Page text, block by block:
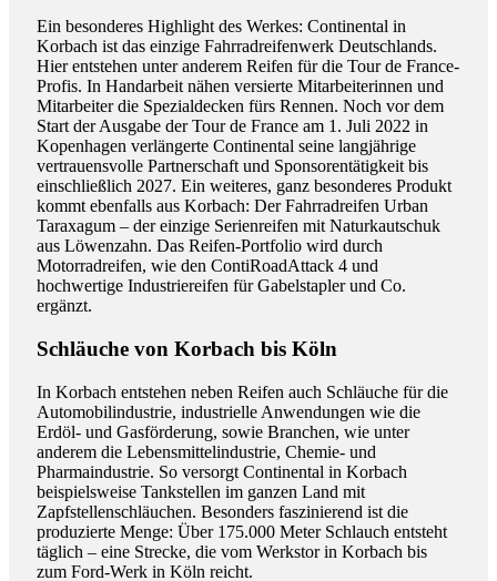
Ein besonderes Highlight des Werkes: Continental in
Korbach ist das einzige Fahrradreifenwerk Deutschlands.
Hier entstehen unter anderem Reifen für die Tour de France-
Profis. In Handarbeit nähen versierte Mitarbeiterinnen und
Mitarbeiter die Spezialdecken fürs Rennen. Noch vor dem
Start der Ausgabe der Tour de France am 1. Juli 2022 in
Kopenhagen verlängerte Continental seine langjährige
vertrauensvolle Partnerschaft und Sponsorentätigkeit bis
einschließlich 2027. Ein weiteres, ganz besonderes Produkt
kommt ebenfalls aus Korbach: Der Fahrradreifen Urban
Taraxagum – der einzige Serienreifen mit Naturkautschuk
aus Löwenzahn. Das Reifen-Portfolio wird durch
Motorradreifen, wie den ContiRoadAttack 4 und
hochwertige Industriereifen für Gabelstapler und Co.
ergänzt.
Schläuche von Korbach bis Köln
In Korbach entstehen neben Reifen auch Schläuche für die
Automobilindustrie, industrielle Anwendungen wie die
Erdöl- und Gasförderung, sowie Branchen, wie unter
anderem die Lebensmittelindustrie, Chemie- und
Pharmaindustrie. So versorgt Continental in Korbach
beispielsweise Tankstellen im ganzen Land mit
Zapfstellenschläuchen. Besonders faszinierend ist die
produzierte Menge: Über 175.000 Meter Schlauch entsteht
täglich – eine Strecke, die vom Werkstor in Korbach bis
zum Ford-Werk in Köln reicht.